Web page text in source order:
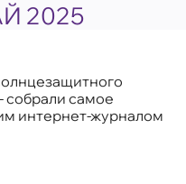
2025
собрали самое
интернет-журналом